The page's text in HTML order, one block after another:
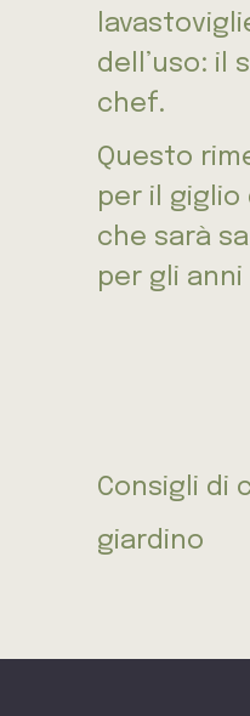
dell’uso: il
chef.
Questo
per il giglio
che sarà
per gli anni
Consigli di
giardino